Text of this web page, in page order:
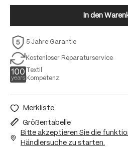
In den
5 Jahre Garantie
Kostenloser Reparaturservice
Textil
Kompetenz
Merkliste
Größentabelle
Bitte akzeptieren Sie die
Händlersuche zu starten.